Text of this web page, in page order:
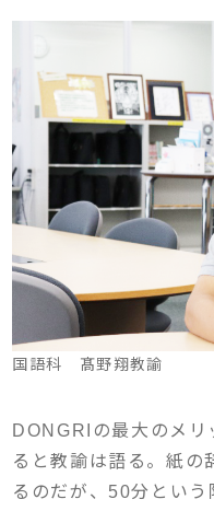
国語科 髙野翔教諭
DONGRIの最大のメリ
ると教諭は語る。紙の
るのだが、50分とい